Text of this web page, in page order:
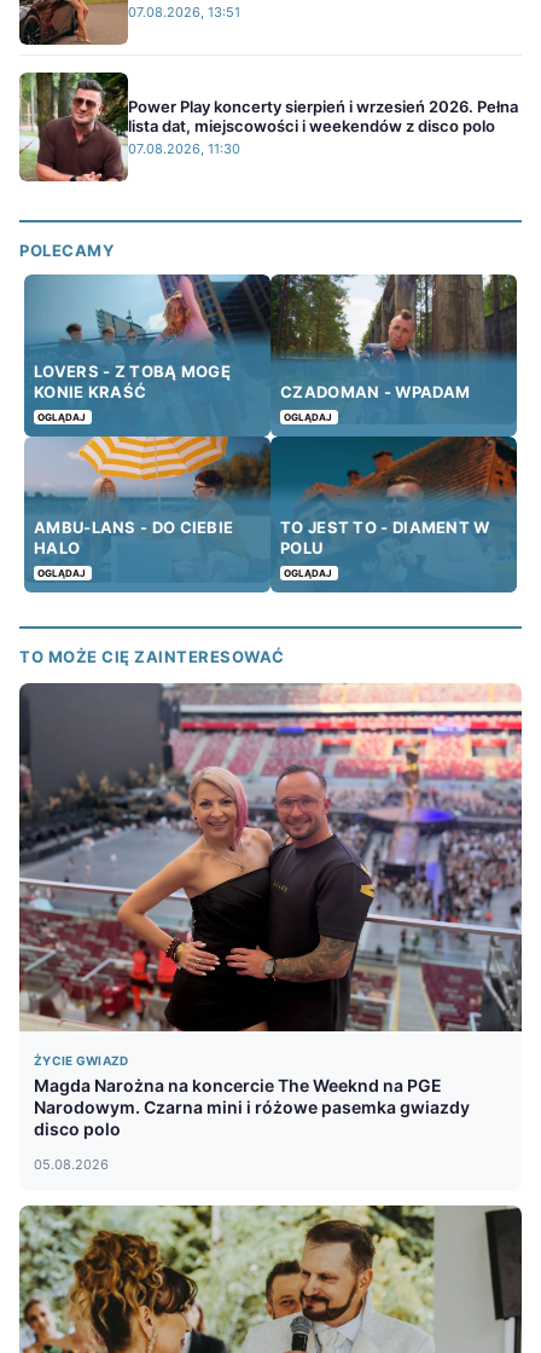
07.08.2026, 13:51
Power Play koncerty sierpień i wrzesień 2026. Pełna
lista dat, miejscowości i weekendów z disco polo
07.08.2026, 11:30
POLECAMY
LOVERS - Z TOBĄ MOGĘ
KONIE KRAŚĆ
OGLĄDAJ
CZADOMAN - WPADAM
OGLĄDAJ
AMBU-LANS - DO CIEBIE
HALO
OGLĄDAJ
TO JEST TO - DIAMENT W
POLU
OGLĄDAJ
TO MOŻE CIĘ ZAINTERESOWAĆ
ŻYCIE GWIAZD
Magda Narożna na koncercie The Weeknd na PGE
Narodowym. Czarna mini i różowe pasemka gwiazdy
disco polo
05.08.2026